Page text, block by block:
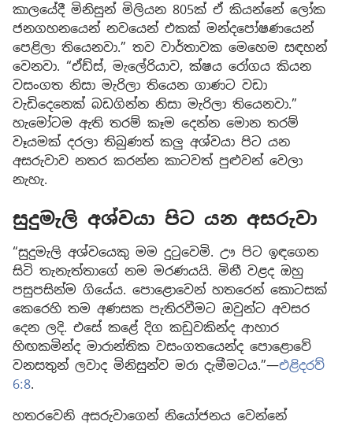
කාලයේදී මිනිසුන් මිලියන 805ක් ඒ කියන්නේ ලෝක
ජනගහනයෙන් නවයෙන් එකක් මන්දපෝෂණයෙන්
පෙළිලා තියෙනවා.” තව වාර්තාවක මෙහෙම සඳහන්
වෙනවා. “ඒඩ්ස්, මැලේරියාව, ක්ෂය රෝගය කියන
වසංගත නිසා මැරිලා තියෙන ගාණට වඩා
වැඩිදෙනෙක් බඩගින්න නිසා මැරිලා තියෙනවා.”
හැමෝටම ඇති තරම් කෑම දෙන්න මොන තරම්
වෑයමක් දරලා තිබුණත් කලු අශ්වයා පිට යන
අසරුවාව නතර කරන්න කාටවත් පුළුවන් වෙලා
නැහැ.
සුදුමැලි අශ්වයා පිට යන අසරුවා
“සුදුමැලි අශ්වයෙකු මම දුටුවෙමි. ඌ පිට ඉඳගෙන
සිටි තැනැත්තාගේ නම මරණයයි. මිනී වළද ඔහු
පසුපසින්ම ගියේය. පොළොවෙන් හතරෙන් කොටසක්
කෙරෙහි තම අණසක පැතිරවීමට ඔවුන්ට අවසර
දෙන ලදි. එසේ කළේ දිග කඩුවකින්ද ආහාර
හිඟකමින්ද මාරාන්තික වසංගතයෙන්ද පොළොවේ
වනසතුන් ලවාද මිනිසුන්ව මරා දැමීමටය.”—එළිදරව්
6:8.
හතරවෙනි අසරුවාගෙන් නියෝජනය වෙන්නේ